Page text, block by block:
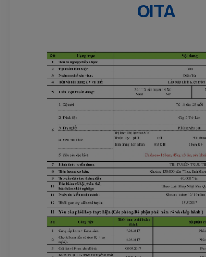
OITA